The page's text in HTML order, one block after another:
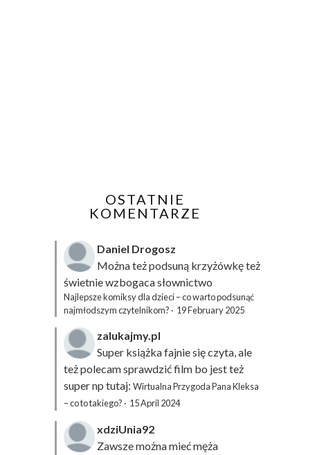
OSTATNIE
KOMENTARZE
Daniel Drogosz
Można też podsuną krzyżówkęteż
świetnie wzbogaca słownictwo
Najlepsze komiksy dla dzieci – co warto podsunąć
najmłodszym czytelnikom? · 19 February 2025
zalukajmy.pl
Super książka fajnie się czyta, ale
też polecam sprawdzić film bo jest też
super np tutaj: Wirtualna Przygoda Pana Kleksa
– co to takiego? · 15 April 2024
xdziUnia92
Zawsze można mieć męża